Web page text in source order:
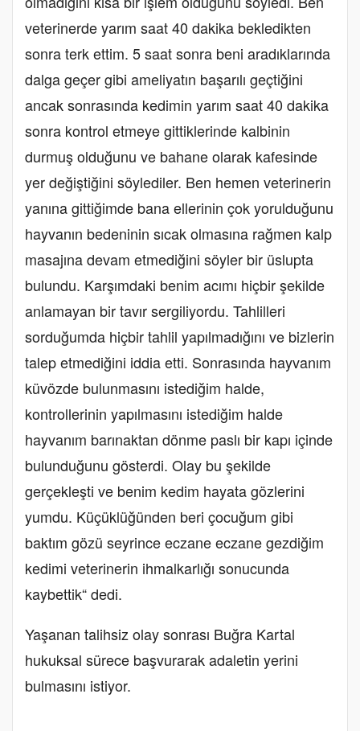
veterinerde yarım saat 40 dakika bekledikten
sonra terk ettim. 5 saat sonra beni aradıklarında
dalga geçer gibi ameliyatın başarılı geçtiğini
ancak sonrasında kedimin yarım saat 40 dakika
sonra kontrol etmeye gittiklerinde kalbinin
durmuş olduğunu ve bahane olarak kafesinde
yer değiştiğini söylediler. Ben hemen veterinerin
yanına gittiğimde bana ellerinin çok yorulduğunu
hayvanın bedeninin sıcak olmasına rağmen kalp
masajına devam etmediğini söyler bir üslupta
bulundu. Karşımdaki benim acımı hiçbir şekilde
anlamayan bir tavır sergiliyordu. Tahlilleri
sorduğumda hiçbir tahlil yapılmadığını ve bizlerin
talep etmediğini iddia etti. Sonrasında hayvanım
küvözde bulunmasını istediğim halde,
kontrollerinin yapılmasını istediğim halde
hayvanım barınaktan dönme paslı bir kapı içinde
bulunduğunu gösterdi. Olay bu şekilde
gerçekleşti ve benim kedim hayata gözlerini
yumdu. Küçüklüğünden beri çocuğum gibi
baktım gözü seyrince eczane eczane gezdiğim
kedimi veterinerin ihmalkarlığı sonucunda
kaybettik“ dedi.
Yaşanan talihsiz olay sonrası Buğra Kartal
hukuksal sürece başvurarak adaletin yerini
bulmasını istiyor.